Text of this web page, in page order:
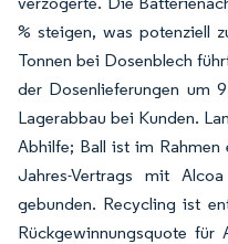
% steigen, was potenziell
Tonnen bei Dosenblech
der Dosenlieferungen um
Lagerabbau bei Kunden.
Abhilfe; Ball ist im Rahmen
Jahres-Vertrags mit
gebunden. Recycling ist
Rückgewinnungsquote für